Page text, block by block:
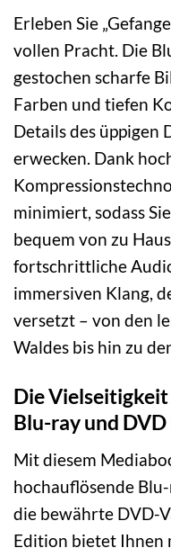
Erleben Sie
vollen Pracht. Die
gestochen scharfe
Farben und tiefen
Details des üppigen
erwecken. Dank
minimiert, sodass
bequem von zu
fortschrittliche
immersiven Klang,
versetzt – von den
Waldes bis hin zu
Die
Blu-ray und DVD
Mit diesem
hochauflösende
die bewährte DVD-
Edition bietet Ihnen